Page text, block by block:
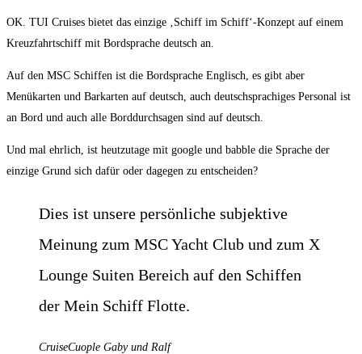
OK. TUI Cruises bietet das einzige ‚Schiff im Schiff‘-Konzept auf einem
Kreuzfahrtschiff mit Bordsprache deutsch an.
Auf den MSC Schiffen ist die Bordsprache Englisch, es gibt aber
Menükarten und Barkarten auf deutsch, auch deutschsprachiges Personal ist
an Bord und auch alle Borddurchsagen sind auf deutsch.
Und mal ehrlich, ist heutzutage mit google und babble die Sprache der
einzige Grund sich dafür oder dagegen zu entscheiden?
Dies ist unsere persönliche subjektive
Meinung zum MSC Yacht Club und zum X
Lounge Suiten Bereich auf den Schiffen
der Mein Schiff Flotte.
CruiseCuople Gaby und Ralf